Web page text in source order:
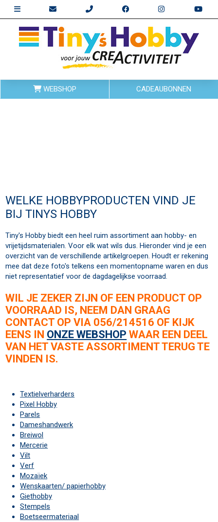
WEBSHOP CADEAUBONNEN
WELKE HOBBYPRODUCTEN VIND JE
BIJ TINYS HOBBY
Tiny's Hobby biedt een heel ruim assortiment aan hobby- en
vrijetijdsmaterialen. Voor elk wat wils dus. Hieronder vind je een
overzicht van de verschillende artikelgroepen. Houdt er rekening
mee dat deze foto's telkens een momentopname waren en dus
niet representatief voor de dagdagelijkse voorraad.
WIL JE ZEKER ZIJN OF EEN PRODUCT OP
VOORRAAD IS, NEEM DAN GRAAG
CONTACT OP VIA 056/214516 OF KIJK
EENS IN ONZE WEBSHOP WAAR EEN DEEL
VAN HET VASTE ASSORTIMENT TERUG TE
VINDEN IS.
Textielverharders
Pixel Hobby
Parels
Dameshandwerk
Breiwol
Mercerie
Vilt
Verf
Mozaïek
Wenskaarten/ papierhobby
Giethobby
Stempels
Boetseermateriaal